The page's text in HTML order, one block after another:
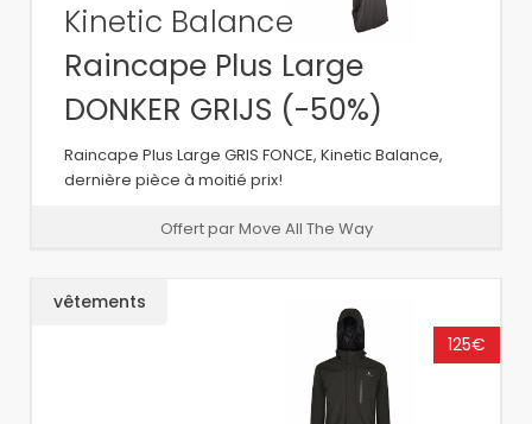
Kinetic Balance
Raincape Plus Large
DONKER GRIJS (-50%)
Raincape Plus Large GRIS FONCE, Kinetic Balance,
dernière pièce à moitié prix!
Offert par Move All The Way
vêtements
125€